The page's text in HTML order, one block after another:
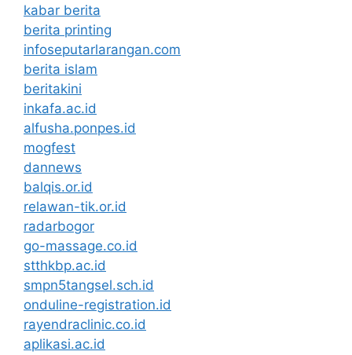
kabar berita
berita printing
infoseputarlarangan.com
berita islam
beritakini
inkafa.ac.id
alfusha.ponpes.id
mogfest
dannews
balqis.or.id
relawan-tik.or.id
radarbogor
go-massage.co.id
stthkbp.ac.id
smpn5tangsel.sch.id
onduline-registration.id
rayendraclinic.co.id
aplikasi.ac.id